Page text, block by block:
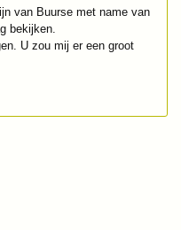
van Buurse met name van
bekijken.
U zou mij er een groot